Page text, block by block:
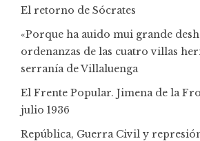
El retorno de Sócrates
«Porque ha auido mui grande
ordenanzas de las cuatro villas
serranía de Villaluenga
El Frente Popular. Jimena de la
julio 1936
República, Guerra Civil y